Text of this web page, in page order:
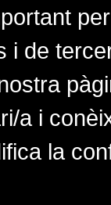
i de
a i
la